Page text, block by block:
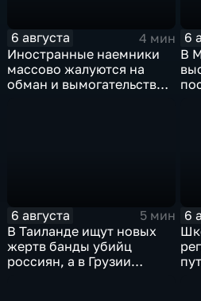
6 августа
4 мин
Иностранные наемники
массово жалуются на
обман и вымогательство
6
В
6 августа
5 мин
В Таиланде ищут новых
жертв банды убийц
россиян, а в Грузии
6